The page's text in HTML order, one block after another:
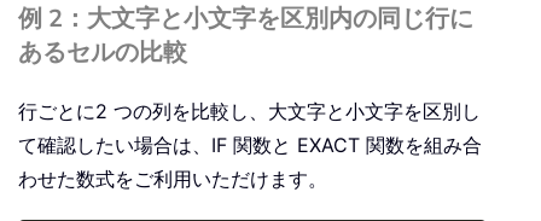
例 2：大文字と小文字を区別内の同じ行に
あるセルの比較
行ごとに2 つの列を比較し、大文字と小文字を区別し
て確認したい場合は、IF 関数と EXACT 関数を組み合
わせた数式をご利用いただけます。